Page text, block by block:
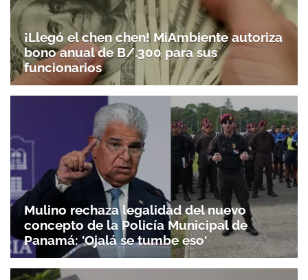
Gracias por suscribirte a nuestro boletín.
¡Llegó el chen chen! MiAmbiente autoriza
bono anual de B/.300 para sus
funcionarios
Mulino rechaza legalidad del nuevo
concepto de la Policía Municipal de
Panamá: 'Ojalá se tumbe eso'